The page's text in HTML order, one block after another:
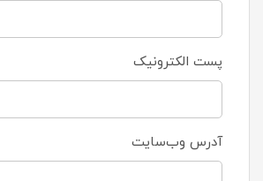
پست الکترونیک
آدرس وب‌سایت